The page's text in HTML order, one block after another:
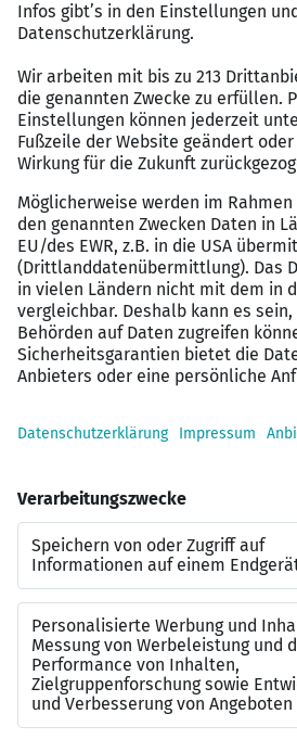
und ein gutes Verständnis
betriebswirtschaftliche
Teamfähigkeit,
und eine strukturierte
Perspektiven
Eine unbefristete
dynamischen Unternehmen
Ein modernes Arbeitsumfeld
zur persönlichen und
Weiterentwicklung
Flexible Arbeitszeitenund
Interessiert?
Der Masterplan für Ihre Karriere:
Job, der zu Ihnen passt.
Jetzt auf “Direkt bewerben” klicken!
Kontakt zu uns